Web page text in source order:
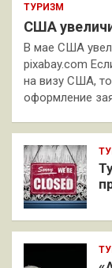
ТУРИЗМ
США
В мае США
pixabay.com
на визу США,
оформление